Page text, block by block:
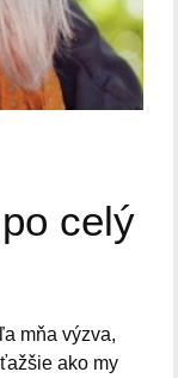
celý
mňa výzva,
ako my